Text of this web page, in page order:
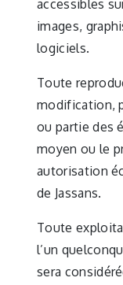
accessibles
images,
logiciels.
Toute
modification,
ou partie des
moyen ou le
autorisation
de Jassans.
Toute
l’un
sera